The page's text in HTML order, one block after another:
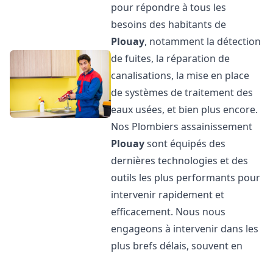
pour répondre à tous les
besoins des habitants de
Plouay, notamment la détection
de fuites, la réparation de
canalisations, la mise en place
de systèmes de traitement des
eaux usées, et bien plus encore.
Nos Plombiers assainissement
Plouaysont équipés des
dernières technologies et des
outils les plus performants pour
intervenir rapidement et
efficacement. Nous nous
engageons à intervenir dans les
plus brefs délais, souvent en